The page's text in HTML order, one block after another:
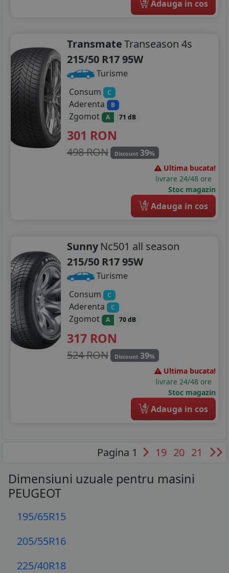
Adauga in cos
TransmateTranseason 4s
215/50 R17 95W
Turisme
Consum
C
Aderenta B
Zgomot A 71 dB
301 RON
498 RON Discount 39%
Ultima bucata!
livrare 24/48 ore
Stoc magazin
4 Adauga in cos
Sunny Nc501 all season
215/50 R17 95W
Turisme
Consum
C
Aderenta C
Zgomot A 70 dB
317 RON
524 RON Discount 39%
Ultima bucata!
livrare 24/48 ore
Stoc magazin
4 Adauga in cos
Pagina 1 19 20 21
Dimensiuni uzuale pentru masini
PEUGEOT
195/65R15
205/55R16
225/40R18